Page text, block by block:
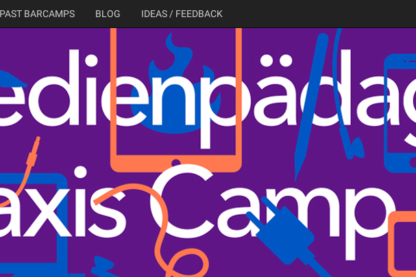
PAST BARCAMPS BLOG IDEAS / FEEDBACK